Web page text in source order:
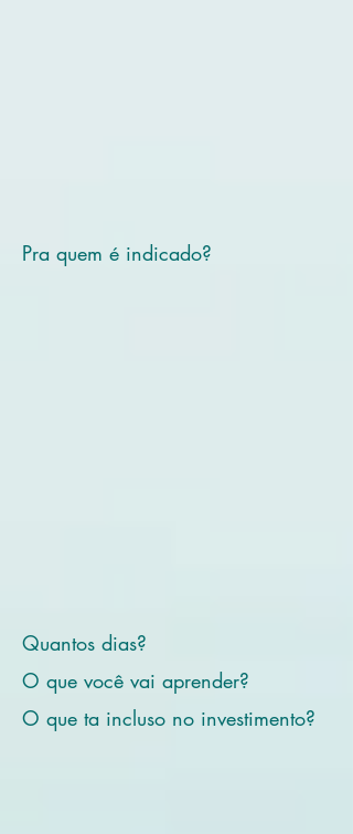
Pra quem é indicado?
Quantos dias?
O que você vai aprender?
O que ta incluso no investimento?